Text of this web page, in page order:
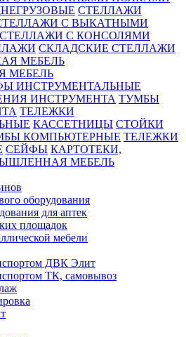
СТЕЛЛАЖИ
С ВЫКАТНЫМИ
СТЕЛЛАЖИ С КОНСОЛЯМИ
СКЛАДСКИЕ СТЕЛЛАЖИ
МЕБЕЛЬ
ИНСТРУМЕНТАЛЬНЫЕ
ИНСТРУМЕНТА ТУМБЫ
ТЕЛЕЖКИ
КАССЕТНИЦЫ СТОЙКИ
КОМПЬЮТЕРНЫЕ ТЕЛЕЖКИ
СЕЙФЫ КАРТОТЕКИ,
МЕБЕЛЬ
оборудования
для аптек
площадок
мебели
ДВК Элит
ТК, самовывоз